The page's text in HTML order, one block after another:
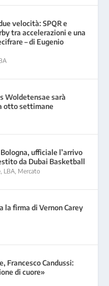
velocità: SPQR e
tra accelerazioni e una
– di Eugenio
Woldetensae sarà
otto settimane
ufficiale l’arrivo
da Dubai Basketball
LBA Mercato
la firma di Vernon Carey
Francesco Candussi:
di cuore»